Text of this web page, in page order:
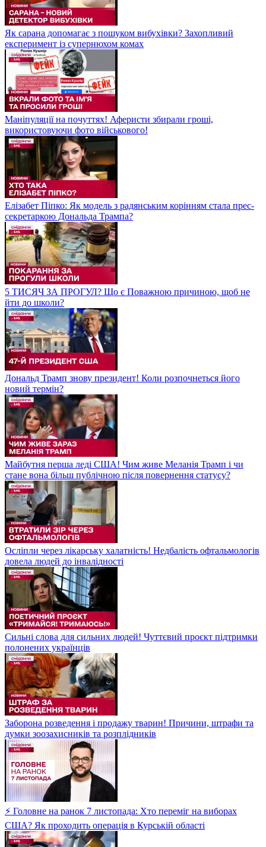
Як сарана допомагає з пошуком вибухівки? Захопливий
експеримент із супернюхом комах
Маніпуляції на почуттях! Аферисти збирали гроші,
використовуючи фото військового!
Елізабет Піпко: Як модель з радянським корінням стала прес-
секретаркою Дональда Трампа?
5 ТИСЯЧ ЗА ПРОГУЛ? Що є Поважною причиною, щоб не
йти до школи?
Дональд Трамп знову президент! Коли розпочнеться його
новий термін?
Майбутня перша леді США! Чим живе Меланія Трамп і чи
стане вона більш публічною після повернення статусу?
Осліпли через лікарську халатність! Недбалість офтальмологів
довела людей до інвалідності
Сильні слова для сильних людей! Чуттєвий проєкт підтримки
полонених українців
Заборона розведення і продажу тварин! Причини, штрафи та
думки зоозахисників та розплідників
⚡ Головне на ранок 7 листопада: Хто переміг на виборах
США? Як проходить операція в Курській області